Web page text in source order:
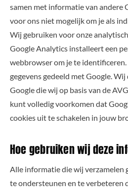
samen met informatie van andere
voor ons niet mogelijk om je als
Wij gebruiken voor onze
Google Analytics installeert een
webbrowser om je te
gegevens gedeeld met Google.
Google die wij op basis van de
kunt volledig voorkomen dat
cookies uit te schakelen in jouw
Hoe gebruiken wij deze
Alle informatie die wij verzamelen
te ondersteunen en te verbeteren